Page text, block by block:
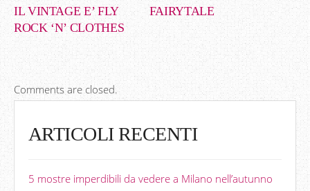
IL VINTAGE E’ FLY
ROCK ‘N’ CLOTHES
FAIRYTALE
Comments are closed.
ARTICOLI RECENTI
5 mostre imperdibili da vedere a Milano nell’autunno